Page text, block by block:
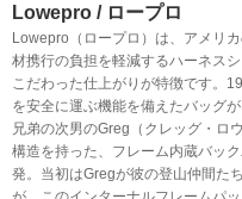
Lowepro / ロープロ
Lowepro（ロープロ）は、アメリ
材携行の負担を軽減するハーネス
こだわった仕上がりが特徴です。
を安全に運ぶ機能を備えたバッグ
兄弟の次男のGreg（クレッグ・ロ
構造を持った、フレーム内蔵バッ
発。当初はGregが彼の登山仲間た